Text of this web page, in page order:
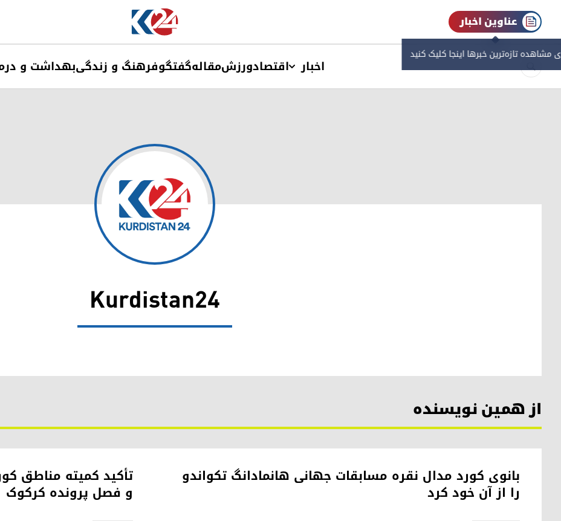
عناوین اخبار
مشاهده‌ تازه‌ترین خبرها اینجا کلیک کنید
اخبار اقتصادورزشمقالهگفتگوفرهنگ و زندگیبهداشت و
Kurdistan24
Kurdistan24
از همین نویسنده
بانوی کورد مدال نقره مسابقات جهانی هانمادانگ تکواندو
را از آن خود کرد و فصل پرونده کرکوک